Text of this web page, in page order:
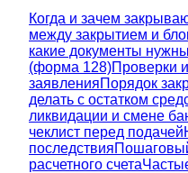
Когда и зачем
между закрытием и
какие документы нужны
(форма 128)Проверки
заявленияПорядок
делать с остатком
ликвидации и смене
чеклист перед подачей
последствия
расчетного счета